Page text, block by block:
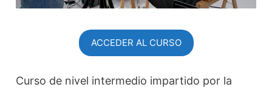
ACCEDER AL CURSO
Curso de nivel intermedio impartido por la